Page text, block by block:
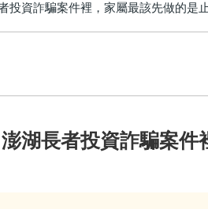
投資詐騙案件裡，家屬最該先做的是
湖長者投資詐騙案